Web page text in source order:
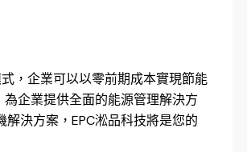
，企業可以以零前期成本實現節能
企業提供全面的能源管理解決方
決方案，EPC淞品科技將是您的